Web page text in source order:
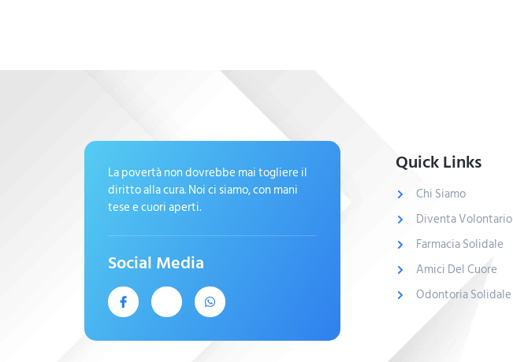
La povertà non dovrebbe mai togliere il
diritto alla cura. Noi ci siamo, con mani
tese e cuori aperti.
Social Media
Quick Links
Chi Siamo
Diventa Volontario
Farmacia Solidale
Amici Del Cuore
Odontoria Solidale